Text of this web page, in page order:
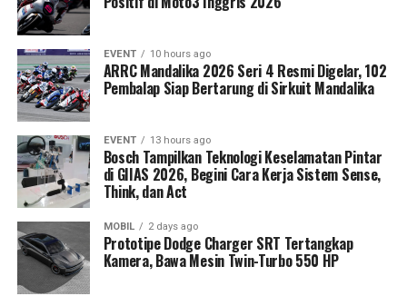
EVENT 10 hours ago
ARRC Mandalika 2026 Seri 4 Resmi Digelar, 102
Pembalap Siap Bertarung di Sirkuit Mandalika
EVENT 13 hours ago
Bosch Tampilkan Teknologi Keselamatan Pintar
di GIIAS 2026, Begini Cara Kerja Sistem Sense,
Think, dan Act
MOBIL 2 days ago
Prototipe Dodge Charger SRT Tertangkap
Kamera, Bawa Mesin Twin-Turbo 550 HP